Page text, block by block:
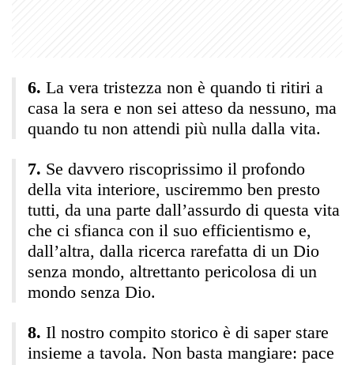
La vera tristezza non è quando ti ritiri a
casa la sera e non sei atteso da nessuno, ma
quando tu non attendi più nulla dalla vita.
Se davvero riscoprissimo il profondo
della vita interiore, usciremmo ben presto
tutti, da una parte dall’assurdo di questa vita
che ci sfianca con il suo efficientismo e,
dall’altra, dalla ricerca rarefatta di un Dio
senza mondo, altrettanto pericolosa di un
mondo senza Dio.
Il nostro compito storico è di saper stare
insieme a tavola. Non basta mangiare: pace